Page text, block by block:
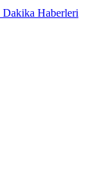
Dakika Haberleri